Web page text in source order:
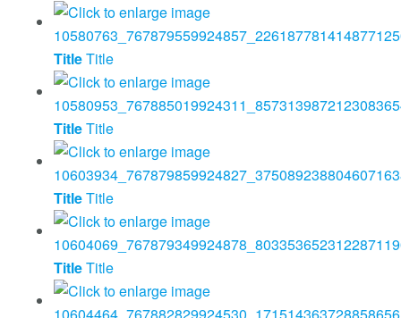
TitleTitle
TitleTitle
TitleTitle
TitleTitle